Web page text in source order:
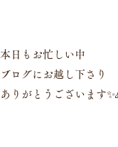
本日もお忙しい中
ブログにお越し下さり
ありがとうございます